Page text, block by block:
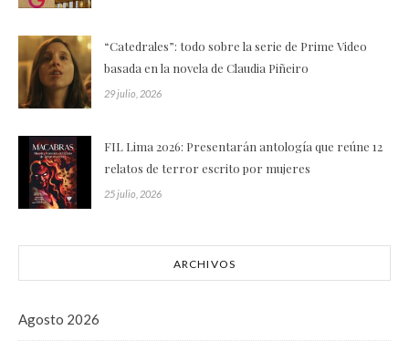
“Catedrales”: todo sobre la serie de Prime Video
basada en la novela de Claudia Piñeiro
29 julio, 2026
FIL Lima 2026: Presentarán antología que reúne 12
relatos de terror escrito por mujeres
25 julio, 2026
ARCHIVOS
Agosto 2026